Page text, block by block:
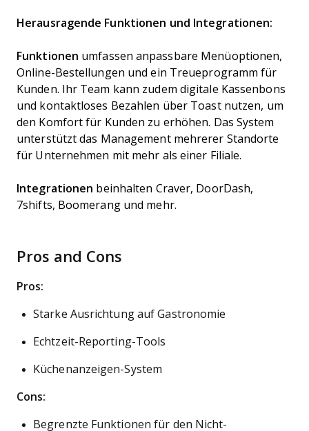
Herausragende Funktionen und Integrationen:
Funktionen umfassen anpassbare Menüoptionen,
Online-Bestellungen und ein Treueprogramm für
Kunden. Ihr Team kann zudem digitale Kassenbons
und kontaktloses Bezahlen über Toast nutzen, um
den Komfort für Kunden zu erhöhen. Das System
unterstützt das Management mehrerer Standorte
für Unternehmen mit mehr als einer Filiale.
Integrationen beinhalten Craver, DoorDash,
7shifts, Boomerang und mehr.
Pros and Cons
Pros:
Starke Ausrichtung auf Gastronomie
Echtzeit-Reporting-Tools
Küchenanzeigen-System
Cons:
Begrenzte Funktionen für den Nicht-